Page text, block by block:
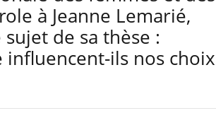
à Jeanne Lemarié,
de sa thèse :
ils nos choix